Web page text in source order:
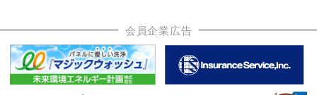
会員企業広告